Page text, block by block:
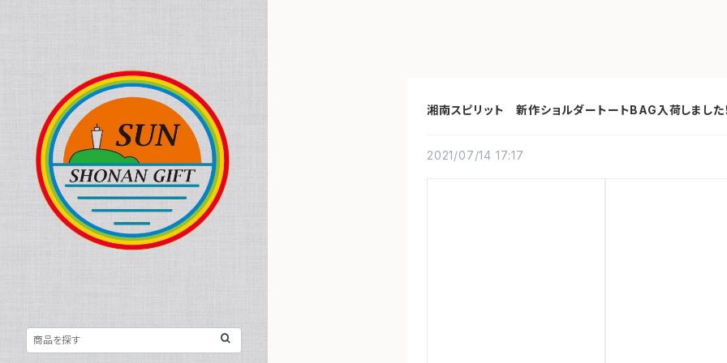
湘南スピリット 新作ショルダートートBAG入荷しました
2021/07/14 17:17